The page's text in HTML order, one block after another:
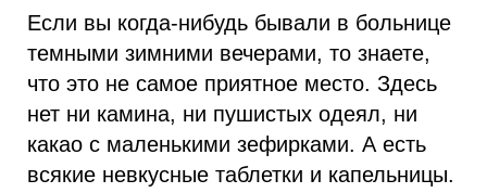
Если вы когда-нибудь бывали в больнице
темными зимними вечерами, то знаете,
что это не самое приятное место. Здесь
нет ни камина, ни пушистых одеял, ни
какао с маленькими зефирками. А есть
всякие невкусные таблетки и капельницы.